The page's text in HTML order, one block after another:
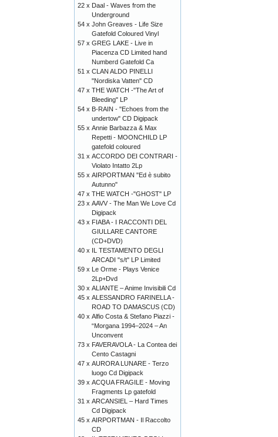
22 x Daal - Waves from the
Underground
54 x John Greaves - Life Size
Gatefold Coloured Vinyl
57 x GREG LAKE - Live in
Piacenza CD Limited hand
Numberd Gatefold Ca
51 x CLAN ALDO PINELLI
"Nordiska Vatten" CD
47 x THE WATCH -"The Art of
Bleeding" LP
54 x B-RAIN - "Echoes from the
undertow" CD Digipack
55 x Annie Barbazza & Max
Repetti - MOONCHILD LP
gatefold coloured
31 x ACCORDO DEI CONTRARI -
Violato Intatto 2Lp
55 x AIRPORTMAN "Ed è subito
Autunno"
47 x THE WATCH -"GHOST" LP
23 x AAVV - The Man We Love Cd
Digipack
43 x FIABA - I RACCONTI DEL
GIULLARE CANTORE
(CD+DVD)
40 x IL TESTAMENTO DEGLI
ARCADI "s/t" LP Limited
59 x Le Orme - Plays Venice
2Lp+Dvd
30 x ALIANTE – Anime Invisibili Cd
45 x ALESSANDRO FARINELLA -
ROAD TO DAMASCUS (CD)
40 x Alfio Costa & Stefano Piazzi -
“Morgana 1994–2024 – An
Unconvent
73 x FAVERAVOLA - La Contea dei
Cento Castagni
47 x AURORA LUNARE - Terzo
luogo Cd Digipack
39 x ACQUA FRAGILE - Moving
Fragments Lp gatefold
31 x ARCANSIEL – Hard Times
Cd Digipack
45 x AIRPORTMAN - Il Raccolto
CD